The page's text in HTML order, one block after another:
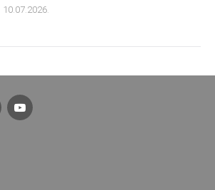
10.07.2026.